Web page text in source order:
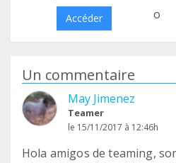
Accéder o
Un commentaire
May Jimenez
Teamer
le 15/11/2017 à 12:46h
Hola amigos de teaming,